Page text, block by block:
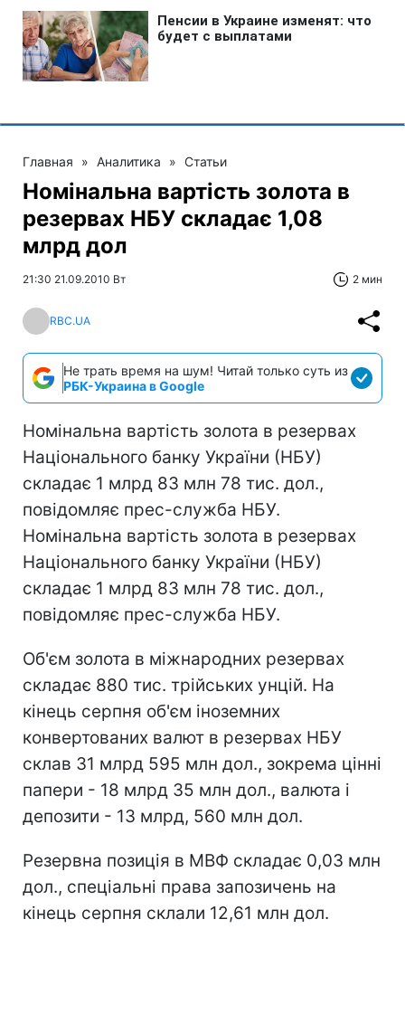
Главная » Аналитика » Статьи
Номінальна вартість золота в
резервах НБУ складає 1,08
млрд дол
21:30 21.09.2010 Вт 2 мин
RBC.UA
Не трать время на шум! Читай только суть из
РБК-Украина в Google
Номінальна вартість золота в резервах
Національного банку України (НБУ)
складає 1 млрд 83 млн 78 тис. дол.,
повідомляє прес-служба НБУ.
Номінальна вартість золота в резервах
Національного банку України (НБУ)
складає 1 млрд 83 млн 78 тис. дол.,
повідомляє прес-служба НБУ.
Об'єм золота в міжнародних резервах
складає 880 тис. трійських унцій. На
кінець серпня об'єм іноземних
конвертованих валют в резервах НБУ
склав 31 млрд 595 млн дол., зокрема цінні
папери - 18 млрд 35 млн дол., валюта і
депозити - 13 млрд, 560 млн дол.
Резервна позиція в МВФ складає 0,03 млн
дол., спеціальні права запозичень на
кінець серпня склали 12,61 млн дол.